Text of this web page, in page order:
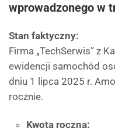
wprowadzonego w
Stan faktyczny:
Firma „TechSerwis” z
ewidencji samochód
dniu 1 lipca 2025 r.
rocznie.
Kwota roczna: